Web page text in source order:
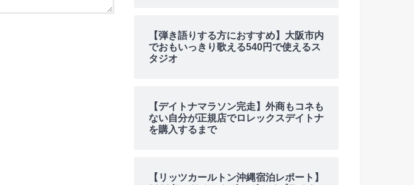
【弾き語りする方におすすめ】大阪市内
でおもいっきり歌える540円で使えるス
タジオ
【デイトナマラソン完走】外商もコネも
ない自分が正規店でロレックスデイトナ
を購入するまで
【リッツカールトン沖縄宿泊レポート】